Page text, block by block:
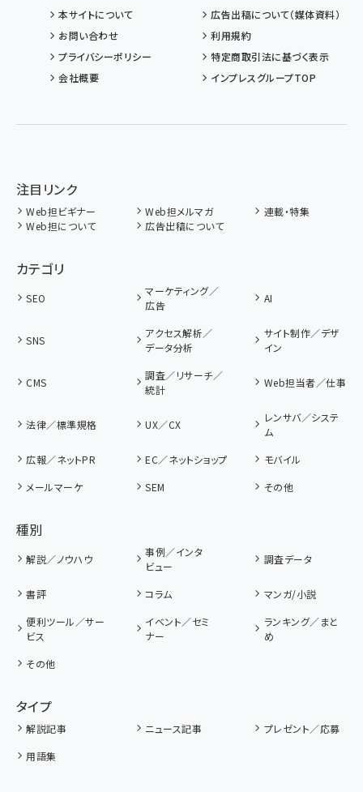
本サイトについて
広告出稿について（媒体資料）
お問い合わせ
利用規約
プライバシーポリシー
特定商取引法に基づく表示
会社概要
インプレスグループTOP
注目リンク
Web担ビギナー Web担メルマガ
連載・特集
Web担について
広告出稿について
カテゴリ
SEO
マーケティング／
広告
AI
SNS
アクセス解析／
データ分析
サイト制作／デザ
イン
CMS
調査／リサーチ／
統計
Web担当者／仕事
法律／標準規格 UX／CX
レンサバ／システ
ム
広報／ネットPR
EC／ネットショップ
モバイル
メールマーケ
SEM その他
種別
解説／ノウハウ
事例／インタ
ビュー
調査データ
書評 コラム
マンガ/小説
便利ツール／サー
ビス
イベント／セミ
ナー
ランキング／まと
め
その他
タイプ
解説記事 ニュース記事
プレゼント／応募
用語集